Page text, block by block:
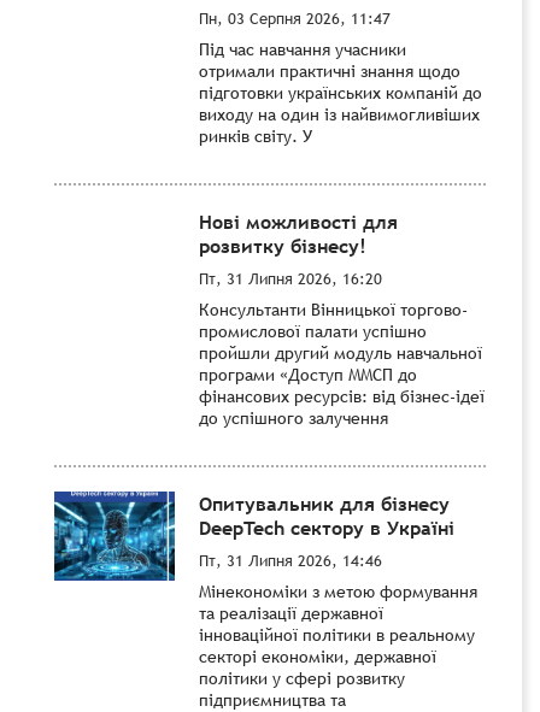
Пн, 03 Серпня 2026, 11:47
Під час навчання учасники
отримали практичні знання щодо
підготовки українських компаній до
виходу на один із найвимогливіших
ринків світу. У
Нові можливості для
розвитку бізнесу!
Пт, 31 Липня 2026, 16:20
Консультанти Вінницької торгово-
промислової палати успішно
пройшли другий модуль навчальної
програми «Доступ ММСП до
фінансових ресурсів: від бізнес-ідеї
до успішного залучення
Опитувальник для бізнесу
DeepTech сектору в Україні
Пт, 31 Липня 2026, 14:46
Мінекономіки з метою формування
та реалізації державної
інноваційної політики в реальному
секторі економіки, державної
політики у сфері розвитку
підприємництва та